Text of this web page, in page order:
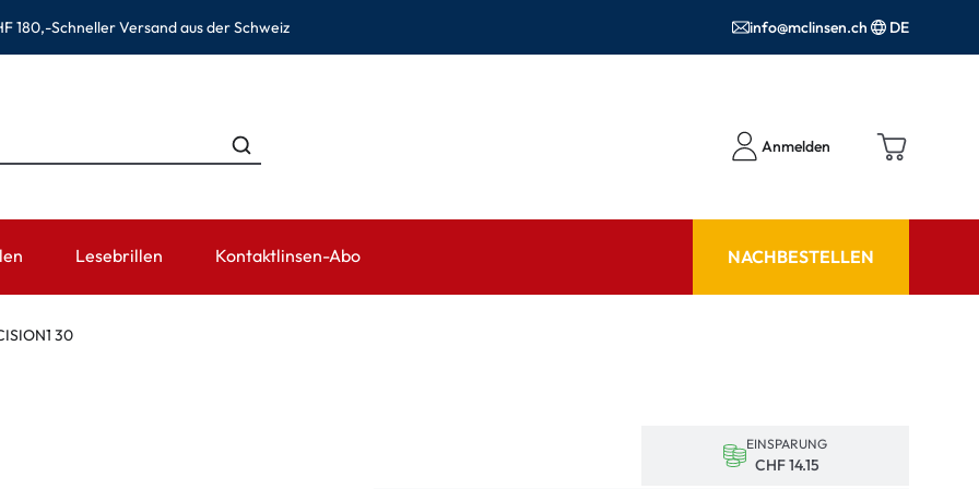
180,-Schneller Versand aus der Schweiz info@mclinsen.ch DE
Anmelden
KATEGORIEN
Lesebrillen Kontaktlinsen-Abo NACHBESTELLEN
30
EINSPARUNG
CHF 14.15